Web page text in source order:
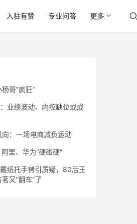
入驻有赞 专业问答 更多
哥“疯狂”
业绩波动、内控缺位或成
：一场电商减负运动
里、华为“硬碰硬”
戴纸托手铐引质疑，80后王
又“翻车”了